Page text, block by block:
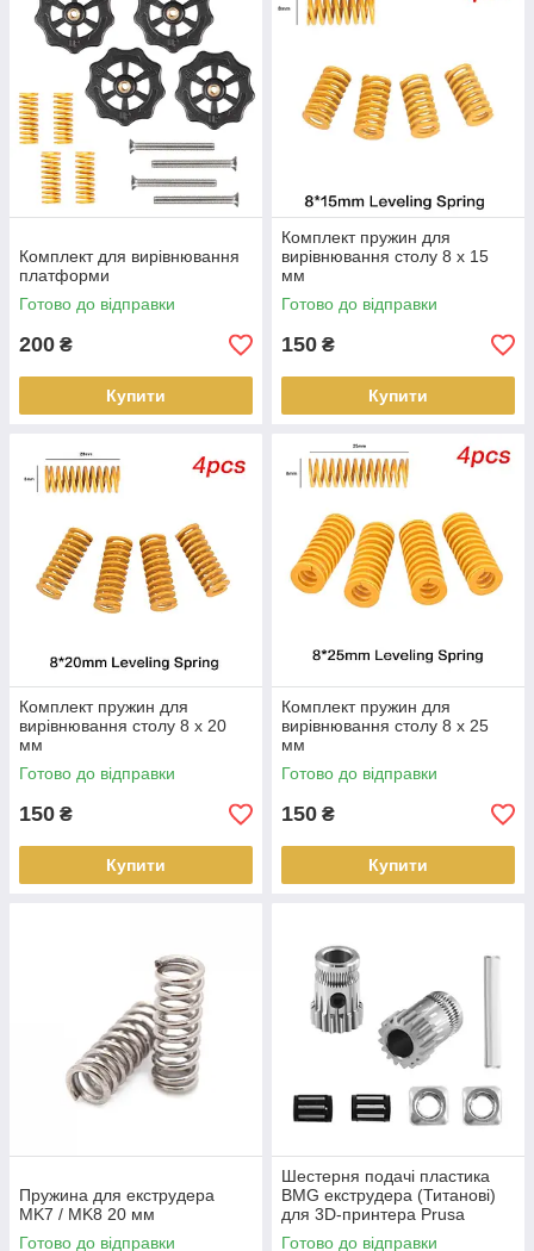
Комплект для вирівнювання
платформи
Готово до відправки
200 ₴
Купити
Комплект пружин для
вирівнювання столу 8 x 15
мм
Готово до відправки
150 ₴
Купити
Комплект пружин для
вирівнювання столу 8 x 20
мм
Готово до відправки
150 ₴
Купити
Комплект пружин для
вирівнювання столу 8 x 25
мм
Готово до відправки
150 ₴
Купити
Пружина для екструдера
MK7 / MK8 20 мм
Готово до відправки
Шестерня подачі пластика
BMG екструдера (Титанові)
для 3D-принтера Prusa
MK2/2.5, MK3/S
Готово до відправки